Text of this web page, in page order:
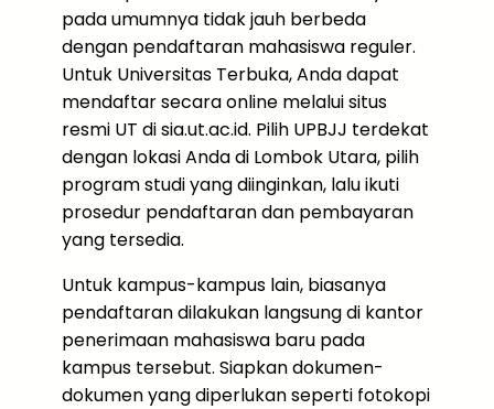
pada umumnya tidak jauh berbeda
dengan pendaftaran mahasiswa reguler.
Untuk Universitas Terbuka, Anda dapat
mendaftar secara online melalui situs
resmi UT di sia.ut.ac.id. Pilih UPBJJ terdekat
dengan lokasi Anda di Lombok Utara, pilih
program studi yang diinginkan, lalu ikuti
prosedur pendaftaran dan pembayaran
yang tersedia.
Untuk kampus-kampus lain, biasanya
pendaftaran dilakukan langsung di kantor
penerimaan mahasiswa baru pada
kampus tersebut. Siapkan dokumen-
dokumen yang diperlukan seperti fotokopi